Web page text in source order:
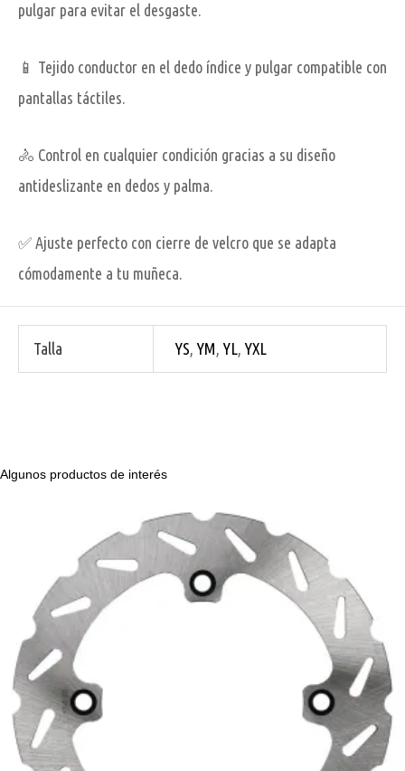
pulgar para evitar el desgaste.
📱 Tejido conductor en el dedo índice y pulgar compatible con
pantallas táctiles.
🚴 Control en cualquier condición gracias a su diseño
antideslizante en dedos y palma.
✅ Ajuste perfecto con cierre de velcro que se adapta
cómodamente a tu muñeca.
Talla YS ,YM ,YL ,YXL
Algunos productos de interés
freno
trasero
KTM/HVA/GASGAS/Husaberg/Sherco